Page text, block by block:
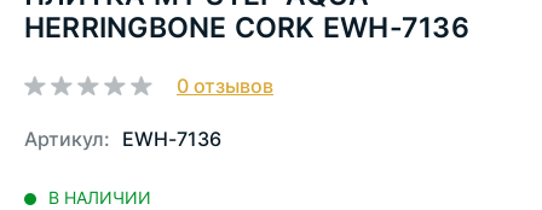
HERRINGBONE CORK EWH-7136
0 отзывов
Артикул: EWH-7136
В НАЛИЧИИ